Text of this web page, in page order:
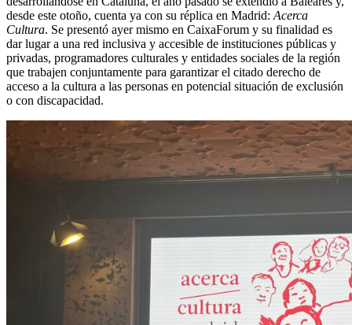
desde este otoño, cuenta ya con su réplica en Madrid: Acerca
Cultura. Se presentó ayer mismo en CaixaForum y su finalidad es
dar lugar a una red inclusiva y accesible de instituciones públicas y
privadas, programadores culturales y entidades sociales de la región
que trabajen conjuntamente para garantizar el citado derecho de
acceso a la cultura a las personas en potencial situación de exclusión
o con discapacidad.